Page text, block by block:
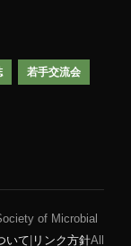
若手交流会
of Microbial
いて リンク方針All